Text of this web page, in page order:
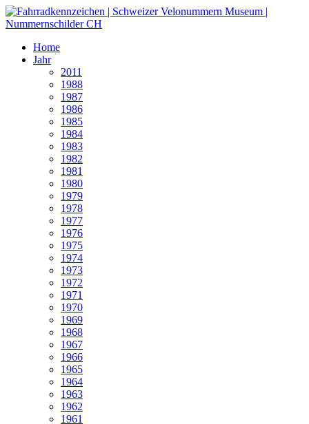
Home
Jahr
2011
1988
1987
1986
1985
1984
1983
1982
1981
1980
1979
1978
1977
1976
1975
1974
1973
1972
1971
1970
1969
1968
1967
1966
1965
1964
1963
1962
1961